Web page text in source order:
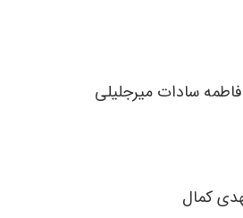
سادات میرجلیلی
کمال